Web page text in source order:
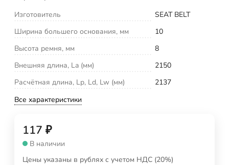
Изготовитель
SEAT BELT
Ширина большего основания, мм
10
Высота ремня, мм
8
Внешняя длина, La (мм)
2150
Расчётная длина, Lp, Ld, Lw (мм)
2137
Все характеристики
117 ₽
В наличии
Цены указаны в рублях с учетом НДС (20%)